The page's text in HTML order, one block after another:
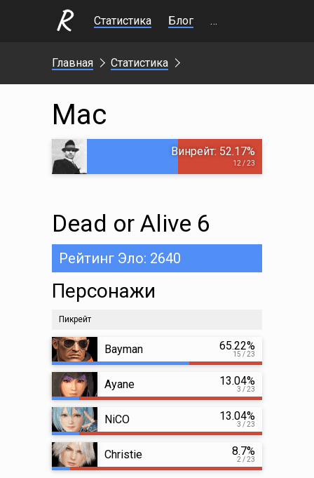
Статистика Блог Стримы
Главная Статистика
Mac
Винрейт: 52.17%
12 / 23
Dead or Alive 6
Рейтинг Эло: 2640
Персонажи
Пикрейт
Bayman 65.22%
15 / 23
Ayane 13.04%
3 / 23
NiCO 13.04%
3 / 23
Christie 8.7%
2 / 23